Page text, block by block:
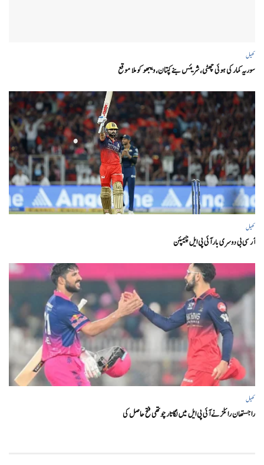
کھیل
سوریہ کمار کی ہوئی چھٹی، شریئس بنے کپتان، ویبھو کو ملا موقع
کھیل
آر سی بی دوسری بار آئی پی ایل چیمپئن
کھیل
راجستھان رائلز نے آئی پی ایل میں لگاتار چوتھی فتح حاصل کی